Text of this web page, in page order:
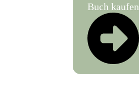
Buch kaufen